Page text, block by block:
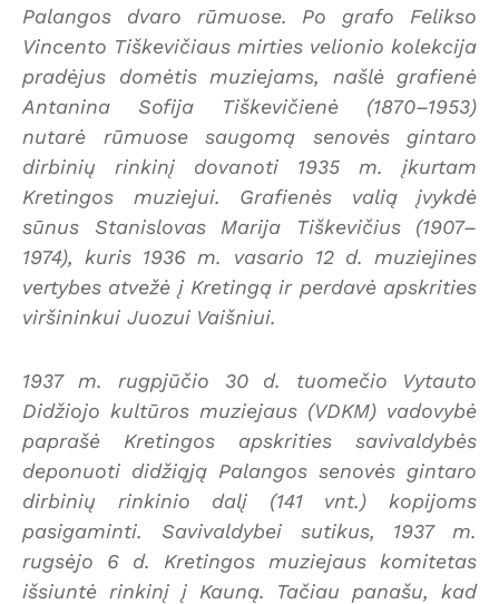
Palangos dvaro rūmuose. Po grafo Felikso
Vincento Tiškevičiaus mirties velionio kolekcija
pradėjus domėtis muziejams, našlė grafienė
Antanina Sofija Tiškevičienė (1870–1953)
nutarė rūmuose saugomą senovės gintaro
dirbinių rinkinį dovanoti 1935 m. įkurtam
Kretingos muziejui. Grafienės valią įvykdė
sūnus Stanislovas Marija Tiškevičius (1907–
1974), kuris 1936 m. vasario 12 d. muziejines
vertybes atvežė į Kretingą ir perdavė apskrities
viršininkui Juozui Vaišniui.
1937 m. rugpjūčio 30 d. tuomečio Vytauto
Didžiojo kultūros muziejaus (VDKM) vadovybė
paprašė Kretingos apskrities savivaldybės
deponuoti didžiąją Palangos senovės gintaro
dirbinių rinkinio dalį (141 vnt.) kopijoms
pasigaminti. Savivaldybei sutikus, 1937 m.
rugsėjo 6 d. Kretingos muziejaus komitetas
išsiuntė rinkinį į Kauną. Tačiau panašu, kad